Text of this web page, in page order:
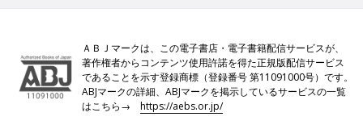
ＡＢＪマークは、この電子書店・電子書籍配信サービスが、
著作権者からコンテンツ使用許諾を得た正規版配信サービス
であることを示す登録商標（登録番号 第11091000号）です。
ABJマークの詳細、ABJマークを掲示しているサービスの一覧
はこちら→https://aebs.or.jp/